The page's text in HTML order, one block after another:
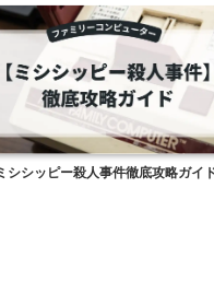
シシッピー殺人事件徹底攻略ガイド